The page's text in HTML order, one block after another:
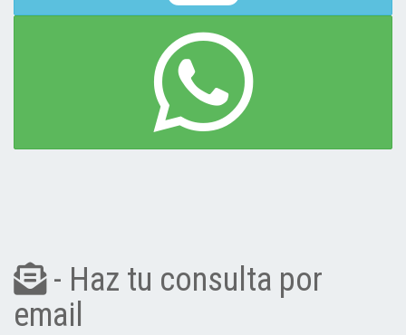
- Haz tu consulta por
email